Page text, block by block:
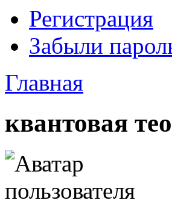
Регистрация
Забыли
Главная
квантовая